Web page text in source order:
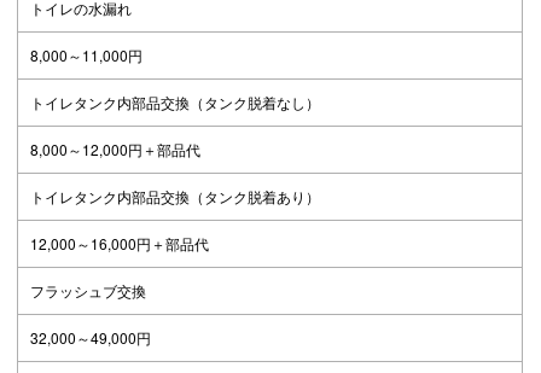
トイレの水漏れ
8,000～11,000円
トイレタンク内部品交換（タンク脱着なし）
8,000～12,000円＋部品代
トイレタンク内部品交換（タンク脱着あり）
12,000～16,000円＋部品代
フラッシュブ交換
32,000～49,000円